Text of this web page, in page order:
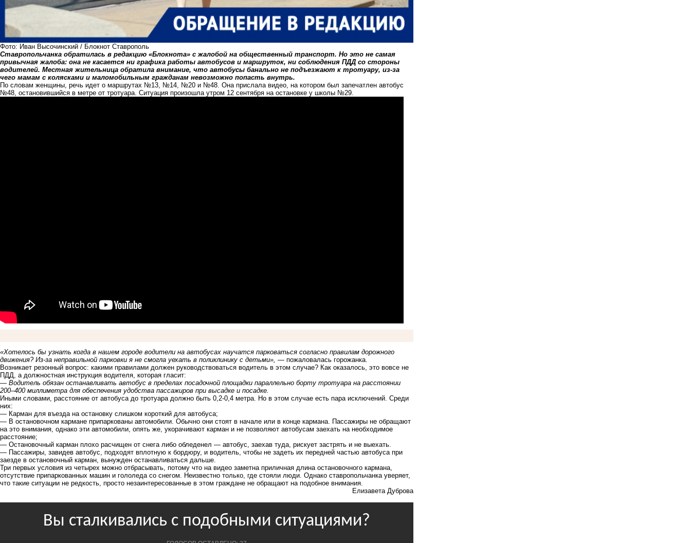
Фото: Иван Высочинский / Блокнот Ставрополь
Ставропольчанка обратилась в редакцию «Блокнота» с жалобой на общественный транспорт. Но это не самая
привычная жалоба: она не касается ни графика работы автобусов и маршруток, ни соблюдения ПДД со стороны
водителей. Местная жительница обратила внимание, что автобусы банально не подъезжают к тротуару, из-за
чего мамам с колясками и маломобильным гражданам невозможно попасть внутрь.
По словам женщины, речь идет о маршрутах №13, №14, №20 и №48. Она прислала видео, на котором был запечатлен автобус
№48, остановившийся в метре от тротуара. Ситуация произошла утром 12 сентября на остановке у школы №29.
«Хотелось бы узнать когда в нашем городе водители на автобусах научатся парковаться согласно правилам дорожного
движения? Из-за неправильной парковки я не смогла уехать в поликлинику с детьми», — пожаловалась горожанка.
Возникает резонный вопрос: какими правилами должен руководствоваться водитель в этом случае? Как оказалось, это вовсе не
ПДД, а должностная инструкция водителя, которая гласит:
— Водитель обязан останавливать автобус в пределах посадочной площадки параллельно борту тротуара на расстоянии
200–400 миллиметра для обеспечения удобства пассажиров при высадке и посадке.
Иными словами, расстояние от автобуса до тротуара должно быть 0,2-0,4 метра. Но в этом случае есть пара исключений. Среди
них:
— Карман для въезда на остановку слишком короткий для автобуса;
— В остановочном кармане припаркованы автомобили. Обычно они стоят в начале или в конце кармана. Пассажиры не обращают
на это внимания, однако эти автомобили, опять же, укорачивают карман и не позволяют автобусам заехать на необходимое
расстояние;
— Остановочный карман плохо расчищен от снега либо обледенел — автобус, заехав туда, рискует застрять и не выехать.
— Пассажиры, завидев автобус, подходят вплотную к бордюру, и водитель, чтобы не задеть их передней частью автобуса при
заезде в остановочный карман, вынужден останавливаться дальше.
Три первых условия из четырех можно отбрасывать, потому что на видео заметна приличная длина остановочного кармана,
отсутствие припаркованных машин и гололеда со снегом. Неизвестно только, где стояли люди. Однако ставропольчанка уверяет,
что такие ситуации не редкость, просто незаинтересованные в этом граждане не обращают на подобное внимания.
Елизавета Дуброва